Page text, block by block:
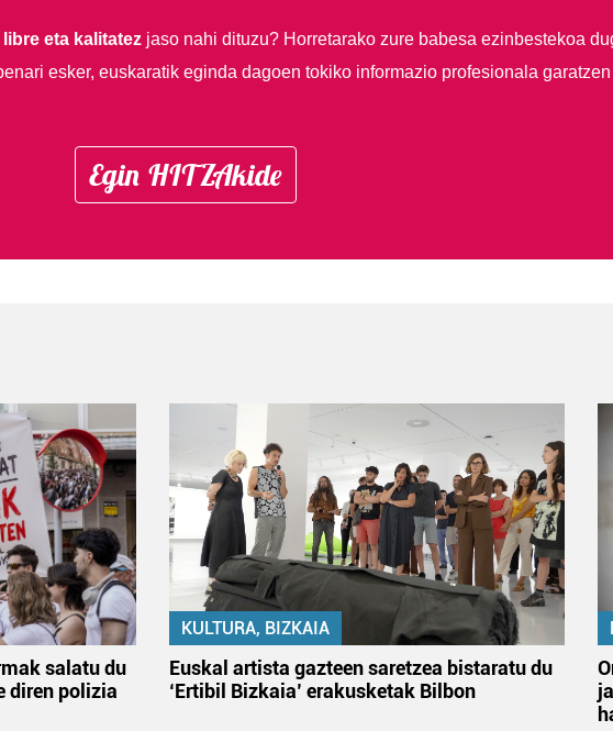
eta kalitatezjaso nahi dituzu? Horretarako zure babesa ezinbestekoa
esker, euskaratik eginda dagoen tokiko informazio profesionala garatzen
Egin HITZAkide
salatu du
diren polizia
KULTURA, BIZKAIA
Euskal artista gazteen saretzea bistaratu du
‘Ertibil Bizkaia’ erakusketak Bilbon